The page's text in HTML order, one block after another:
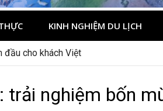
KINH NGHIỆM DU LỊCH
đầu cho khách Việt
trải nghiệm bốn